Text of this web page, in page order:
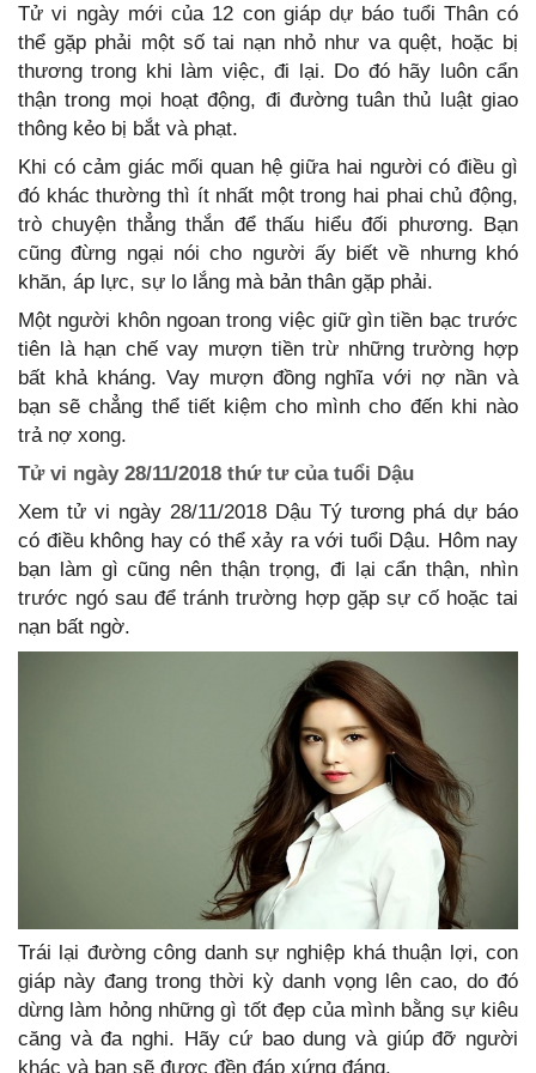
Tử vi ngày mới của 12 con giáp dự báo tuổi Thân có
thể gặp phải một số tai nạn nhỏ như va quệt, hoặc bị
thương trong khi làm việc, đi lại. Do đó hãy luôn cẩn
thận trong mọi hoạt động, đi đường tuân thủ luật giao
thông kẻo bị bắt và phạt.
Khi có cảm giác mối quan hệ giữa hai người có điều gì
đó khác thường thì ít nhất một trong hai phai chủ động,
trò chuyện thẳng thắn để thấu hiểu đối phương. Bạn
cũng đừng ngại nói cho người ấy biết về nhưng khó
khăn, áp lực, sự lo lắng mà bản thân gặp phải.
Một người khôn ngoan trong việc giữ gìn tiền bạc trước
tiên là hạn chế vay mượn tiền trừ những trường hợp
bất khả kháng. Vay mượn đồng nghĩa với nợ nần và
bạn sẽ chẳng thể tiết kiệm cho mình cho đến khi nào
trả nợ xong.
Tử vi ngày 28/11/2018 thứ tư của tuổi Dậu
Xem tử vi ngày 28/11/2018 Dậu Tý tương phá dự báo
có điều không hay có thể xảy ra với tuổi Dậu. Hôm nay
bạn làm gì cũng nên thận trọng, đi lại cẩn thận, nhìn
trước ngó sau để tránh trường hợp gặp sự cố hoặc tai
nạn bất ngờ.
Trái lại đường công danh sự nghiệp khá thuận lợi, con
giáp này đang trong thời kỳ danh vọng lên cao, do đó
dừng làm hỏng những gì tốt đẹp của mình bằng sự kiêu
căng và đa nghi. Hãy cứ bao dung và giúp đỡ người
khác và bạn sẽ được đền đáp xứng đáng.